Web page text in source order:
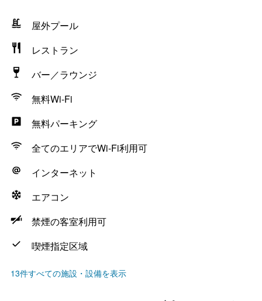
屋外プール
レストラン
バー／ラウンジ
無料Wi-Fi
無料パーキング
全てのエリアでWi-Fi利用可
インターネット
エアコン
禁煙の客室利用可
喫煙指定区域
13件すべての施設・設備を表示